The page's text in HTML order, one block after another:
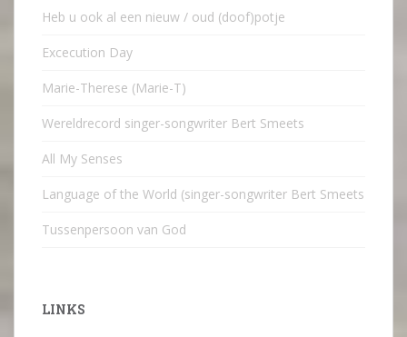
Heb u ook al een nieuw / oud (doof)potje
Excecution Day
Marie-Therese (Marie-T)
Wereldrecord singer-songwriter Bert Smeets
All My Senses
Language of the World (singer-songwriter Bert Smeets
Tussenpersoon van God
LINKS